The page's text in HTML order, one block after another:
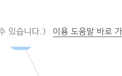
있습니다.) 이용 도움말 바로 가